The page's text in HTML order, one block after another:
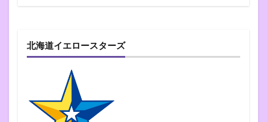
北海道イエロースターズ